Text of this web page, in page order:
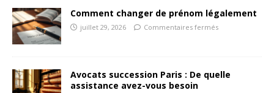
Comment changer de prénom légalement
juillet 29, 2026 Commentaires fermés
Avocats succession Paris : De quelle
assistance avez-vous besoin